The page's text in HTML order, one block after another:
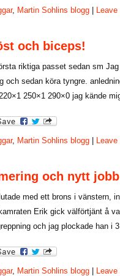
, Martin Sohlins blogg
och biceps!
riktiga passet sedan sm
och sedan köra tyngre.
250×1 290×0 jag kände
, Martin Sohlins blogg
och nytt jobb
med ett brons i vänstern,
Erik gick välförtjänt å
och jag plockade han i
, Martin Sohlins blogg